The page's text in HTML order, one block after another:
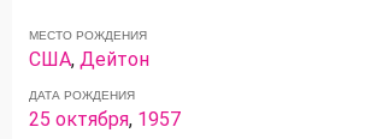
МЕСТО РОЖДЕНИЯ
США, Дейтон
ДАТА РОЖДЕНИЯ
25 октября, 1957